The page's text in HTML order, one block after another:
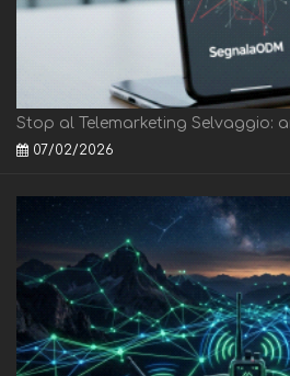
Stop al Telemarketing Selvaggio:
07/02/2026